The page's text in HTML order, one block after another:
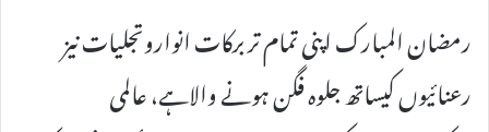
رمضان المبارک اپنی تمام تر برکات انواروتجلیات نیز
رعنائیوں کیساتھ جلوہ فگن ہونے والاہے، عالمی